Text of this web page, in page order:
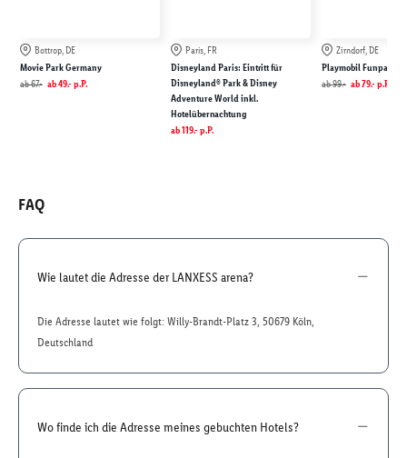
Bottrop, DE
Movie Park Germany
ab67.- ab49.- p.P.
Paris, FR
Disneyland Paris: Eintritt für
Disneyland® Park & Disney
Adventure World inkl.
Hotelübernachtung
ab119.- p.P.
Zirndorf, DE
Playmobil Funpark
ab99.- ab79.- p.P.
FAQ
Wie lautet die Adresse der LANXESS arena?
Die Adresse lautet wie folgt: Willy-Brandt-Platz 3, 50679 Köln,
Deutschland
Wo finde ich die Adresse meines gebuchten Hotels?